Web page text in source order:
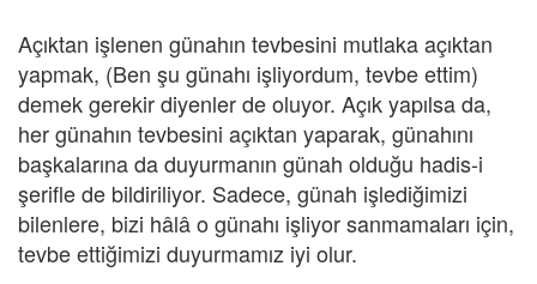
Açıktan işlenen günahın tevbesini mutlaka açıktan
yapmak, (Ben şu günahı işliyordum, tevbe ettim)
demek gerekir diyenler de oluyor. Açık yapılsa da,
her günahın tevbesini açıktan yaparak, günahını
başkalarına da duyurmanın günah olduğu hadis-i
şerifle de bildiriliyor. Sadece, günah işlediğimizi
bilenlere, bizi hâlâ o günahı işliyor sanmamaları için,
tevbe ettiğimizi duyurmamız iyi olur.